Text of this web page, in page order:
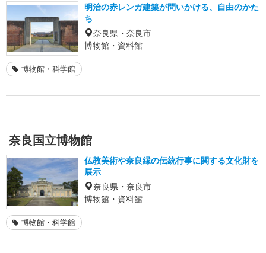
明治の赤レンガ建築が問いかける、自由のかた
ち
奈良県・奈良市
博物館・資料館
博物館・科学館
奈良国立博物館
仏教美術や奈良縁の伝統行事に関する文化財を
展示
奈良県・奈良市
博物館・資料館
博物館・科学館